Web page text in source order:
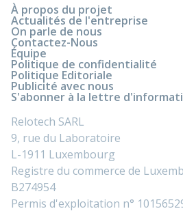
À propos du projet
Actualités de l'entreprise
On parle de nous
Contactez-Nous
Équipe
Politique de confidentialité
Politique Editoriale
Publicité avec nous
S'abonner à la lettre
Relotech SARL
9, rue du Laboratoire
L-1911 Luxembourg
Registre du commerce de
B274954
Permis d'exploitation n°